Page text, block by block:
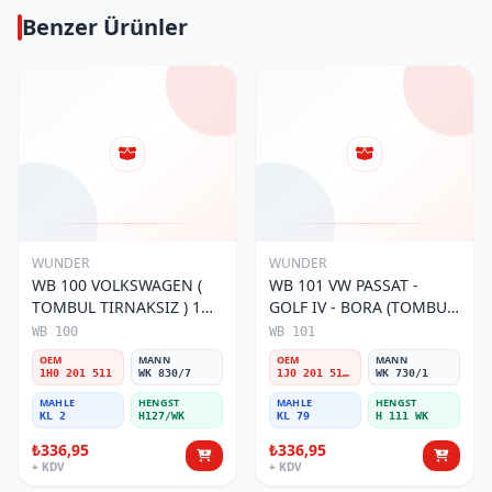
Benzer Ürünler
WUNDER
WB 100 VOLKSWAGEN (
TOMBUL TIRNAKSIZ ) 1H0
201 511 Yakıt/Benzin
Filtresi
WB 100
OEM
1H0 201 511
MANN
WK 830/7
MAHLE
KL 2
HENGST
H127/WK
₺336,95
+ KDV
WUNDER
WB 101 VW PASSAT -
GOLF IV - BORA (TOMBUL
TIRNAKLI) 1J0 201 511 A
Yakıt/Benzin Filtresi
WB 101
OEM
1J0 201 511 A
MANN
WK 730/1
MAHLE
KL 79
HENGST
H 111 WK
₺336,95
+ KDV